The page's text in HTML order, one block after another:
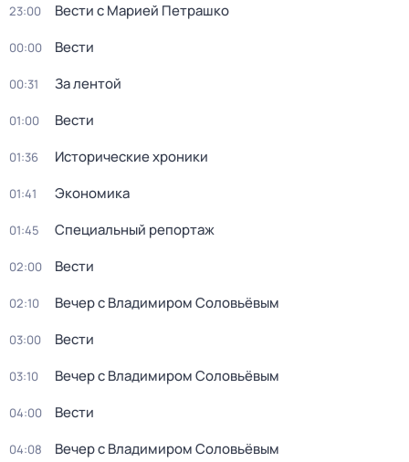
23:00 Вести с Марией Петрашко
00:00 Вести
00:31 За лентой
01:00 Вести
01:36 Исторические хроники
01:41 Экономика
01:45 Специальный репортаж
02:00 Вести
02:10 Вечер с Владимиром Соловьёвым
03:00 Вести
03:10 Вечер с Владимиром Соловьёвым
04:00 Вести
04:08 Вечер с Владимиром Соловьёвым